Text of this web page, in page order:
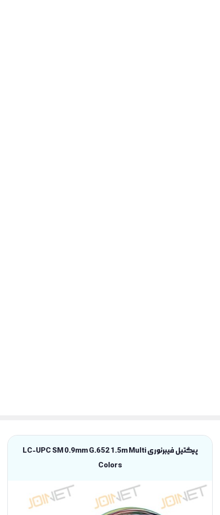
پیگتیل فیبرنوری LC-UPC SM 0.9mm G.652 1.5m Multi
Colors